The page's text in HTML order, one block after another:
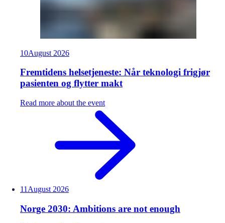
10August 2026
Fremtidens helsetjeneste: Når teknologi frigjør
pasienten og flytter makt
Read more about the event
11 August 2026
Norge 2030: Ambitions are not enough